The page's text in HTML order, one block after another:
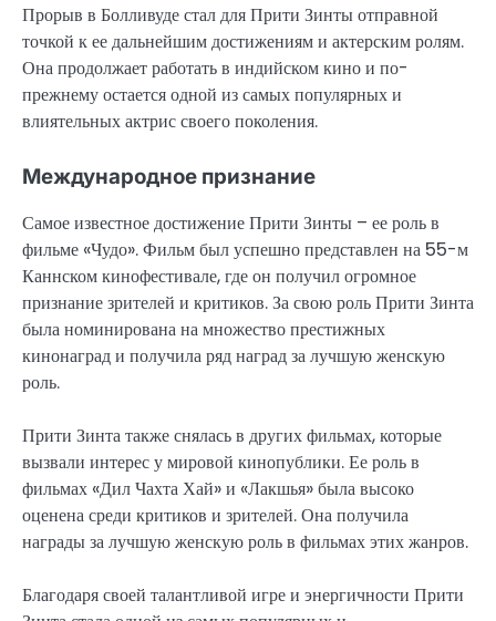
Прорыв в Болливуде стал для Прити Зинты отправной
точкой к ее дальнейшим достижениям и актерским ролям.
Она продолжает работать в индийском кино и по-
прежнему остается одной из самых популярных и
влиятельных актрис своего поколения.
Международное признание
Самое известное достижение Прити Зинты – ее роль в
фильме «Чудо». Фильм был успешно представлен на 55-м
Каннском кинофестивале, где он получил огромное
признание зрителей и критиков. За свою роль Прити Зинта
была номинирована на множество престижных
кинонаград и получила ряд наград за лучшую женскую
роль.
Прити Зинта также снялась в других фильмах, которые
вызвали интерес у мировой кинопублики. Ее роль в
фильмах «Дил Чахта Хай» и «Лакшья» была высоко
оценена среди критиков и зрителей. Она получила
награды за лучшую женскую роль в фильмах этих жанров.
Благодаря своей талантливой игре и энергичности Прити